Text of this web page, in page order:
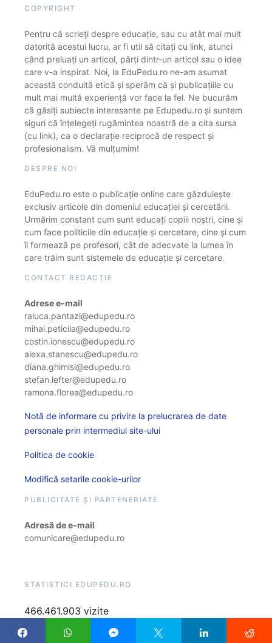
COPYRIGHT
Pentru că scrieți despre educație, sau cu atât mai mult
datorită acestui lucru, ar fi util să citați cu link, atunci
când preluați un articol, părți dintr-un articol sau o idee
care v-a inspirat. Noi, la EduPedu.ro ne-am asumat
această conduită etică și sperăm că și publicațiile cu
mult mai multă experiență vor face la fel. Ne bucurăm
că găsiți subiecte interesante pe Edupedu.ro și suntem
siguri că înțelegeți rugămintea noastră de a cita sursa
(cu link), ca o declarație reciprocă de respect și
profesionalism. Vă mulțumim!
DESPRE NOI
EduPedu.ro este o publicație online care găzduiește
exclusiv articole din domeniul educației și cercetării.
Urmărim constant cum sunt educați copiii noștri, cine și
cum face politicile din educație și cercetare, cine și cum
îi formează pe profesori, cât de adecvate la lumea în
care trăim sunt sistemele de educație și cercetare.
CONTACT REDACȚIE
Adrese e-mail
raluca.pantazi@edupedu.ro
mihai.peticila@edupedu.ro
costin.ionescu@edupedu.ro
alexa.stanescu@edupedu.ro
diana.ghimisi@edupedu.ro
stefan.lefter@edupedu.ro
ramona.florea@edupedu.ro
Notă de informare cu privire la prelucrarea de date
personale prin intermediul site-ului
Politica de cookie
Modifică setarile cookie-urilor
PUBLICITATE ȘI PARTENERIATE
Adresă de e-mail
comunicare@edupedu.ro
STATISTICI EDUPEDU.RO
466.461.903 vizite